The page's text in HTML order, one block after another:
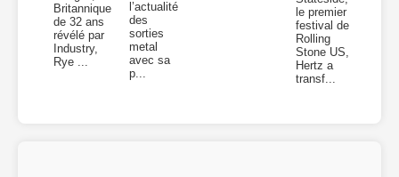
Britannique
de 32 ans
révélé par
Industry,
Rye ...
l’actualité
des
sorties
metal
avec sa
p...
le premier
festival de
Rolling
Stone US,
Hertz a
transf...